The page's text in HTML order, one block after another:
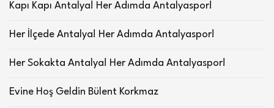
Kapı Kapı Antalya! Her Adımda Antalyaspor!
Her İlçede Antalya! Her Adımda Antalyaspor!
Her Sokakta Antalya! Her Adımda Antalyaspor!
Evine Hoş Geldin Bülent Korkmaz